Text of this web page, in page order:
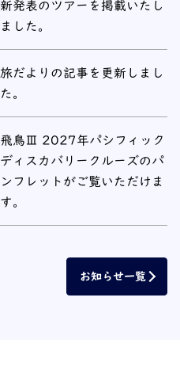
新発表のツアーを掲載いたし
ました。
旅だよりの記事を更新しまし
た。
飛鳥Ⅲ 2027年パシフィック
ディスカバリークルーズのパ
ンフレットがご覧いただけま
す。
お知らせ一覧